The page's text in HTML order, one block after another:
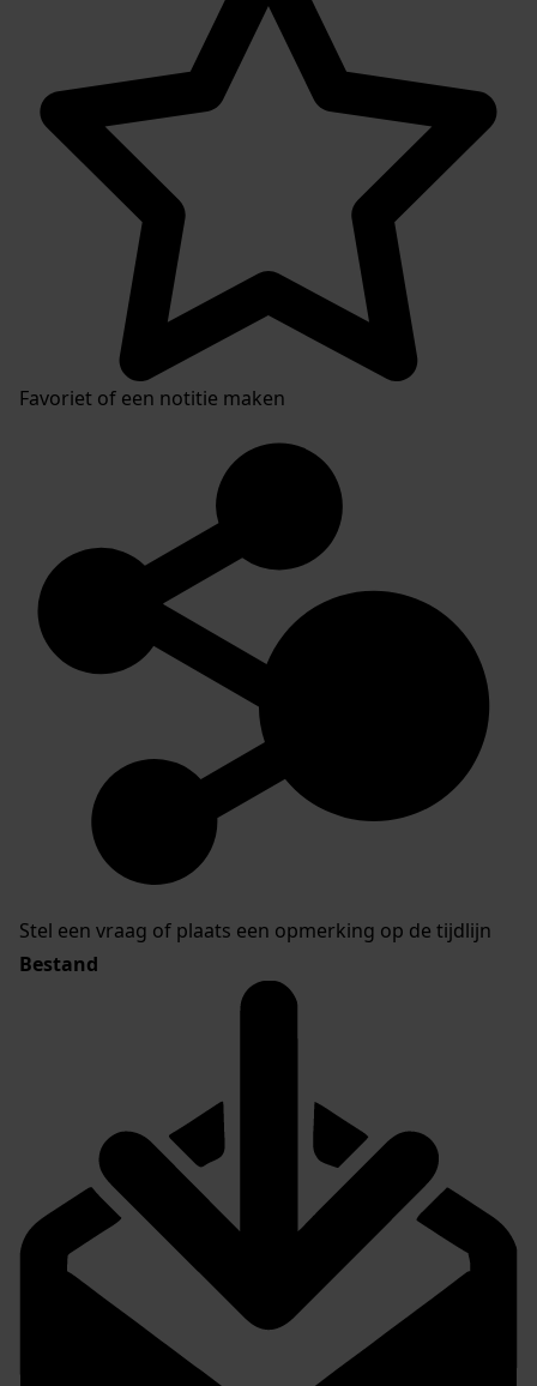
Favoriet of een notitie maken
Stel een vraag of plaats een opmerking op de tijdlijn
Bestand